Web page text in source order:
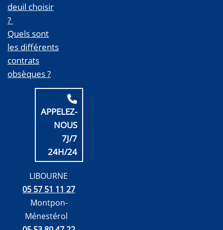
deuil choisir
?
Quels sont
les différents
contrats
obsèques ?
APPELEZ-
NOUS
7J/7
24H/24
LIBOURNE
05 57 51 11 27
Montpon-
Ménestérol